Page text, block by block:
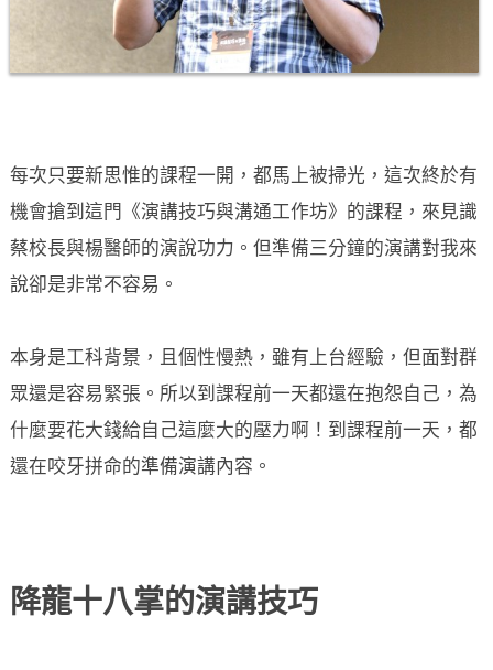
每次只要新思惟的課程一開，都馬上被掃光，這次終於有
機會搶到這門《演講技巧與溝通工作坊》的課程，來見識
蔡校長與楊醫師的演說功力。但準備三分鐘的演講對我來
說卻是非常不容易。
本身是工科背景，且個性慢熱，雖有上台經驗，但面對群
眾還是容易緊張。所以到課程前一天都還在抱怨自己，為
什麼要花大錢給自己這麼大的壓力啊！到課程前一天，都
還在咬牙拼命的準備演講內容。
降龍十八掌的演講技巧